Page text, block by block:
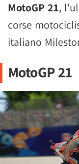
MotoGP 21,
corse
italiano
MotoGP 21